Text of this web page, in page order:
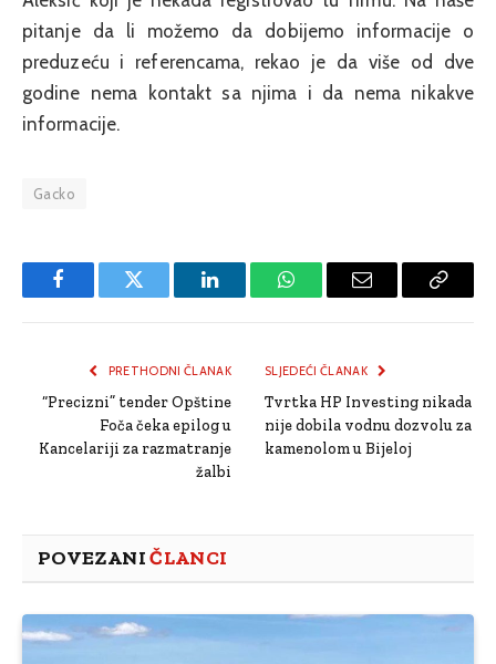
pitanje da li možemo da dobijemo informacije o
preduzeću i referencama, rekao je da više od dve
godine nema kontakt sa njima i da nema nikakve
informacije.
Gacko
FacebookTwitter LinkedInWhatsAppEmail
Copy
PRETHODNI ČLANAK
“Precizni” tender Opštine
Foča čeka epilog u
Kancelariji za razmatranje
žalbi
SLJEDEĆI ČLANAK
Tvrtka HP Investing nikada
nije dobila vodnu dozvolu za
kamenolom u Bijeloj
POVEZANIČLANCI